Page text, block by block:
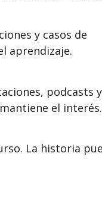
y casos de
aprendizaje.
podcasts y
el interés.
La historia